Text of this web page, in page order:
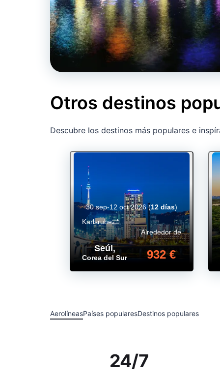
Otros destinos
Descubre los destinos más populares e
Seúl,
Corea del Sur
Alrededor de
932 €
Karlsruhe
30 sep-12 oct 2026(12 días)
AerolíneasPaíses popularesDestinos populares
24/7